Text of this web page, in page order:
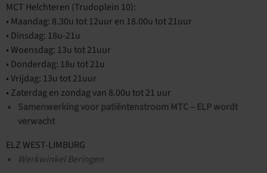
MCT Helchteren (Trudoplein 10):
• Maandag: 8.30u tot 12uur en 18.00u tot 21uur
• Dinsdag: 18u-21u
• Woensdag: 13u tot 21uur
• Donderdag: 18u tot 21u
• Vrijdag: 13u tot 21uur
• Zaterdag en zondag van 8.00u tot 21 uur
Samenwerking voor patiëntenstroom MTC – ELP wordt
verwacht
ELZ WEST-LIMBURG
Werkwinkel Beringen